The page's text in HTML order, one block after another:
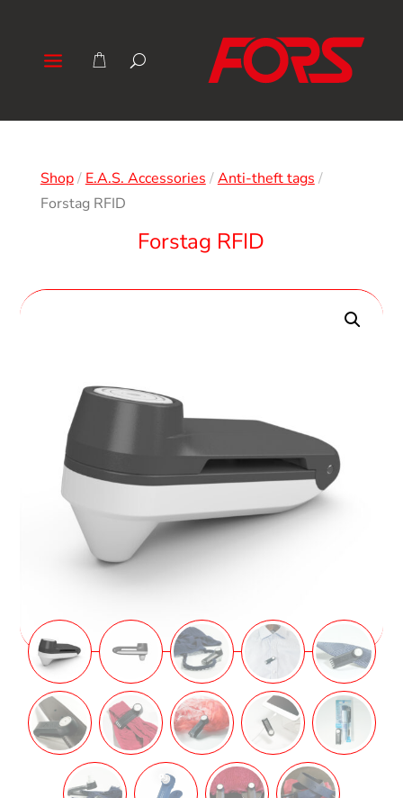
Shop/ E.A.S. Accessories /Anti-theft tags /
Forstag RFID
Forstag RFID